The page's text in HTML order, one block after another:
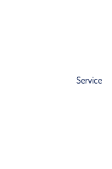
Service